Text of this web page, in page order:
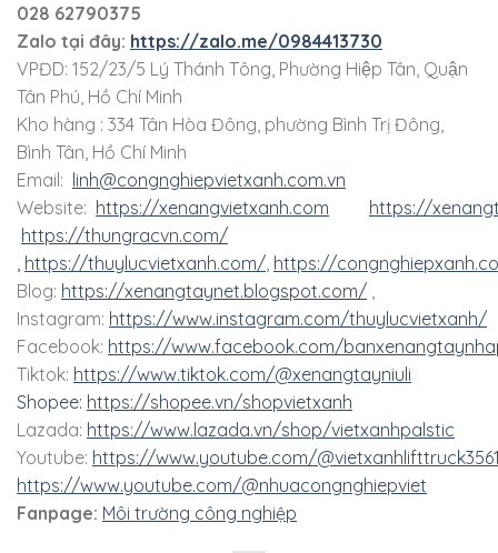
028 62790375
Zalo tại đây: https://zalo.me/0984413730
VPĐD: 152/23/5 Lý Thánh Tông, Phường Hiệp Tân, Quận
Tân Phú, Hồ Chí Minh
Kho hàng : 334 Tân Hòa Đông, phường Bình Trị Đông,
Bình Tân, Hồ Chí Minh
Email: linh@congnghiepvietxanh.com.vn
Website: https://xenangvietxanh.com
https://
https://thungracvn.com/
https://thuylucvietxanh.com/ https://
Blog: https://xenangtaynet.blogspot.com/
Instagram: https://www.instagram.com/thuylucvietxanh/
Facebook: https://www.facebook.com/
Tiktok: https://www.tiktok.com/@xenangtayniuli
Shopee: https://shopee.vn/shopvietxanh
Lazada: https://www.lazada.vn/shop/vietxanhpalstic
Youtube: https://www.youtube.com/
https://www.youtube.com/@nhuacongnghiepviet
Fanpage: Môi trường công nghiệp